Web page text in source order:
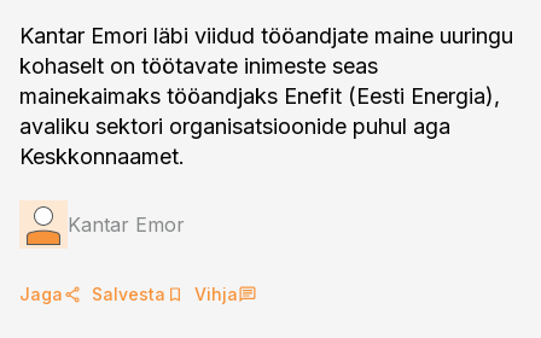
Kantar Emori läbi viidud tööandjate maine uuringu
kohaselt on töötavate inimeste seas
mainekaimaks tööandjaks Enefit (Eesti Energia),
avaliku sektori organisatsioonide puhul aga
Keskkonnaamet.
Kantar Emor
Jaga Salvesta Vihja